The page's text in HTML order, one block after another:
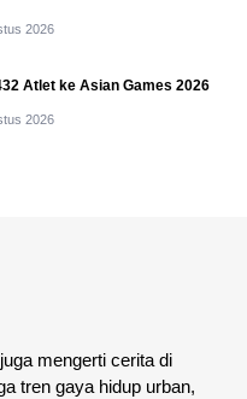
2026
Atlet ke Asian Games 2026
2026
mengerti cerita di
tren gaya hidup urban,